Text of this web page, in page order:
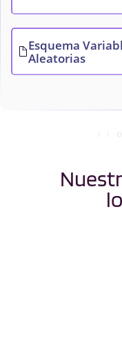
Esquema
Aleatorias